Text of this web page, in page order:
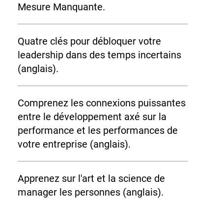
Mesure Manquante.
Quatre clés pour débloquer votre
leadership dans des temps incertains
(anglais).
Comprenez les connexions puissantes
entre le développement axé sur la
performance et les performances de
votre entreprise (anglais).
Apprenez sur l'art et la science de
manager les personnes (anglais).